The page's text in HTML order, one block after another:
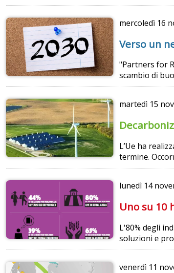
mercoledì 16
Verso un
"Partners for
scambio di
martedì 15
L’Ue ha
termine.
lunedì 14
Uno su 10
L'80% degli
soluzioni e
venerdì 11